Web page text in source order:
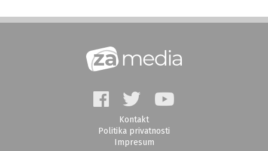
Kontakt
Politika privatnosti
Impresum